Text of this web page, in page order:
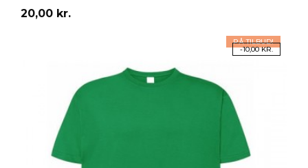
Pris
20,00 kr.
PÅ TILBUD!
-10,00 KR.